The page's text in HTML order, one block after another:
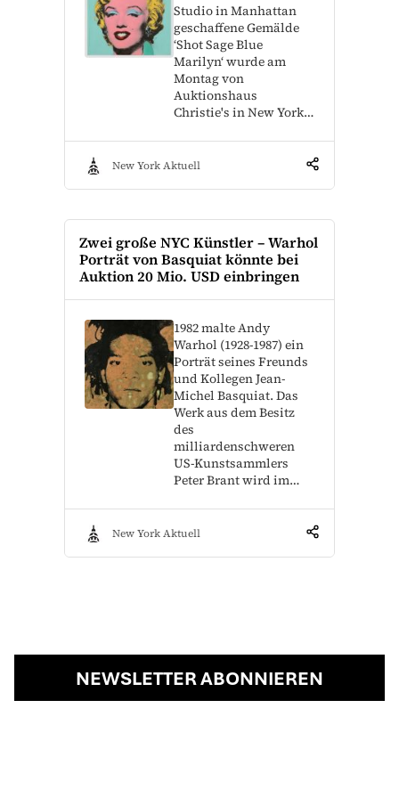
Studio in Manhattan
geschaffene Gemälde
‘Shot Sage Blue
Marilyn‘ wurde am
Montag von
Auktionshaus
Christie's in New York…
New York Aktuell
Zwei große NYC Künstler – Warhol
Porträt von Basquiat könnte bei
Auktion 20 Mio. USD einbringen
1982 malte Andy
Warhol (1928-1987) ein
Porträt seines Freunds
und Kollegen Jean-
Michel Basquiat. Das
Werk aus dem Besitz
des
milliardenschweren
US-Kunstsammlers
Peter Brant wird im…
New York Aktuell
NEWSLETTER ABONNIEREN